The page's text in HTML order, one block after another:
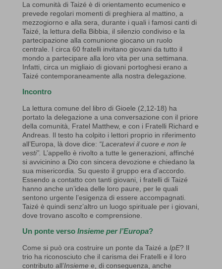
La comunità di Taizé è di orientamento ecumenico e
prevede regolari momenti di preghiera al mattino, a
mezzogiorno e alla sera, durante i quali i famosi canti di
Taizé, la lettura della Bibbia, il silenzio condiviso e la
partecipazione alla comunione giocano un ruolo
centrale. I circa 60 fratelli invitano giovani da tutto il
mondo a partecipare alla loro vita per una settimana.
Infatti, circa un migliaio di giovani portoghesi erano a
Taizé contemporaneamente alla nostra delegazione.
Incontro
La lettura comune del libro di Gioele (2,12-18) ha
portato la delegazione a una conversazione con il priore
della comunità, Fratel Matthew, e con i Fratelli Richard e
Andreas. Il testo ha colpito i lettori proprio in riferimento
all’Europa, là dove dice: “Laceratevi ilcuoree non le
vesti”. L’appello è rivolto a tutte le generazioni, affinché
si avvicinino a Dio con sincera devozione e chiedano la
sua misericordia. Su questo il gruppo era d’accordo.
Essendo a contatto con tanti giovani, i fratelli di Taizé
hanno anche un’idea delle loro paure, per le quali
sentono urgente l’esigenza di essere accompagnati.
Taizé è quindi senz’altro un luogo spirituale per i giovani,
dove trovano ascolto e comprensione.
Un ponte verso Insieme per l’Europa?
Come si può ora costruire un ponte da Taizé a IpE? Il
trio ha riconosciuto che il carisma dei Fratelli e il loro
contributo all’Insiemee, di conseguenza, anche